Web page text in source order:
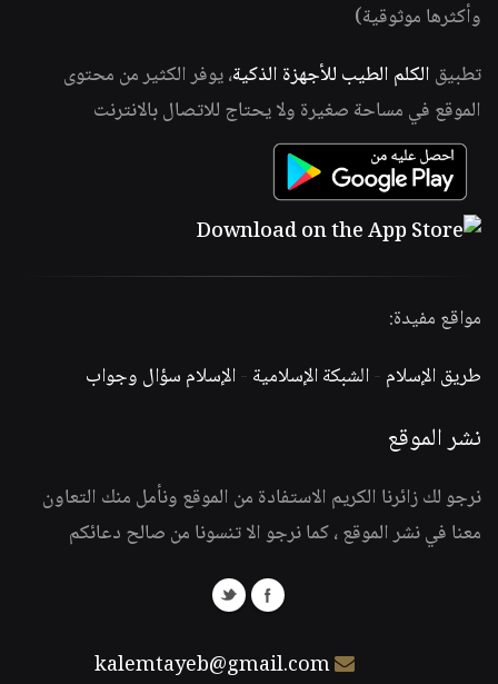
وأكثرها موثوقية)
تطبيق الكلم الطيب للأجهزة الذكية، يوفر الكثير من محتوى
الموقع في مساحة صغيرة ولا يحتاج للاتصال بالانترنت
مواقع مفيدة:
طريق الإسلام -الشبكة الإسلامية -الإسلام سؤال وجواب
نشر الموقع
نرجو لك زائرنا الكريم الاستفادة من الموقع ونأمل منك التعاون
معنا في نشر الموقع ، كما نرجو الا تنسونا من صالح دعائكم
kalemtayeb@gmail.com